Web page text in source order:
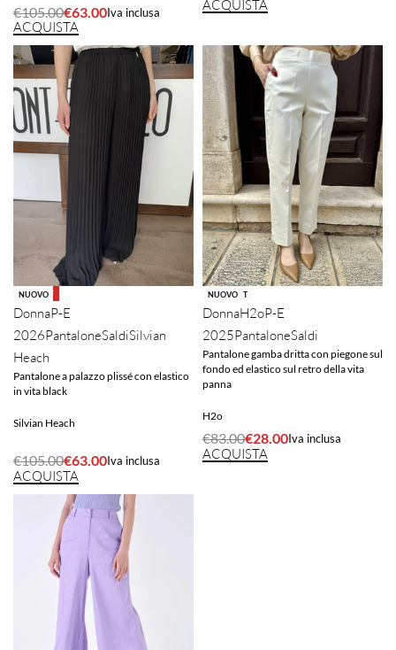
€105.00€63.00Iva inclusa
ACQUISTA
ACQUISTA
-40% OFF
NUOVO
DonnaP-E
2026PantaloneSaldiSilvian
Heach
Pantalone a palazzo plissé con elastico
in vita black
Silvian Heach
€105.00€63.00Iva inclusa
ACQUISTA
-66% OFF
SOLD OUT
NUOVO
DonnaH2oP-E
2025PantaloneSaldi
Pantalone gamba dritta con piegone sul
fondo ed elastico sul retro della vita
panna
H2o
€83.00€28.00Iva inclusa
ACQUISTA